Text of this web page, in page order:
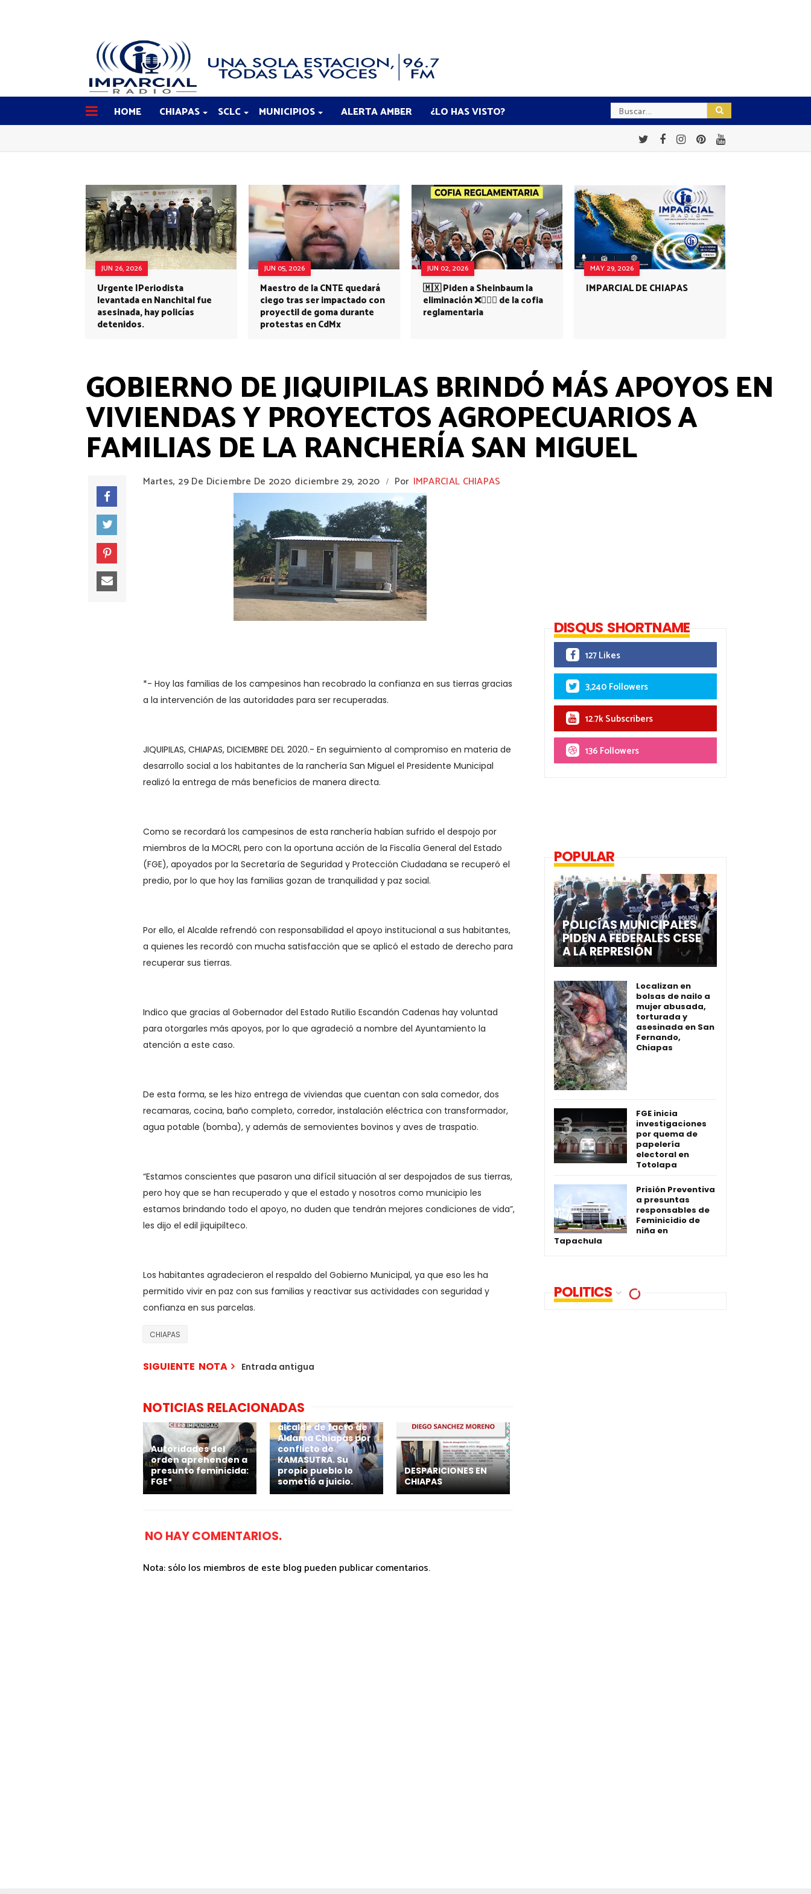
HOME CHIAPAS SCLC MUNICIPIOS ALERTA AMBER ¿LO HAS VISTO?
JUN 26, 2026
Urgente |Periodista
levantada en Nanchital fue
asesinada, hay policías
detenidos.
JUN 05, 2026
Maestro de la CNTE quedará
ciego tras ser impactado con
proyectil de goma durante
protestas en CdMx
JUN 02, 2026
🇲🇽 Piden a Sheinbaum la
eliminación ❌👩🏻‍⚕️ de la cofia
reglamentaria
MAY 29, 2026
IMPARCIAL DE CHIAPAS
GOBIERNO DE JIQUIPILAS BRINDÓ MÁS APOYOS EN
VIVIENDAS Y PROYECTOS AGROPECUARIOS A
FAMILIAS DE LA RANCHERÍA SAN MIGUEL
Martes, 29 De Diciembre De 2020 diciembre 29, 2020 / Por IMPARCIAL CHIAPAS
*- Hoy las familias de los campesinos han recobrado la confianza en sus tierras gracias
a la intervención de las autoridades para ser recuperadas.
JIQUIPILAS, CHIAPAS, DICIEMBRE DEL 2020.- En seguimiento al compromiso en materia de
desarrollo social a los habitantes de la ranchería San Miguel el Presidente Municipal
realizó la entrega de más beneficios de manera directa.
Como se recordará los campesinos de esta ranchería habían sufrido el despojo por
miembros de la MOCRI, pero con la oportuna acción de la Fiscalía General del Estado
(FGE), apoyados por la Secretaría de Seguridad y Protección Ciudadana se recuperó el
predio, por lo que hoy las familias gozan de tranquilidad y paz social.
Por ello, el Alcalde refrendó con responsabilidad el apoyo institucional a sus habitantes,
a quienes les recordó con mucha satisfacción que se aplicó el estado de derecho para
recuperar sus tierras.
Indico que gracias al Gobernador del Estado Rutilio Escandón Cadenas hay voluntad
para otorgarles más apoyos, por lo que agradeció a nombre del Ayuntamiento la
atención a este caso.
De esta forma, se les hizo entrega de viviendas que cuentan con sala comedor, dos
recamaras, cocina, baño completo, corredor, instalación eléctrica con transformador,
agua potable (bomba), y además de semovientes bovinos y aves de traspatio.
“Estamos conscientes que pasaron una difícil situación al ser despojados de sus tierras,
pero hoy que se han recuperado y que el estado y nosotros como municipio les
estamos brindando todo el apoyo, no duden que tendrán mejores condiciones de vida”,
les dijo el edil jiquipilteco.
Los habitantes agradecieron el respaldo del Gobierno Municipal, ya que eso les ha
permitido vivir en paz con sus familias y reactivar sus actividades con seguridad y
confianza en sus parcelas.
CHIAPAS
SIGUIENTE NOTA Entrada antigua
NOTICIAS RELACIONADAS
Autoridades del
orden aprehenden a
presunto feminicida:
FGE*
Por calenturiento 4
alcalde de facto de
Aldama Chiapas por
conflicto de
KAMASUTRA. Su
propio pueblo lo
sometió a juicio.
DESPARICIONES EN
CHIAPAS
NO HAY COMENTARIOS.
Nota: sólo los miembros de este blog pueden publicar comentarios.
DISQUS SHORTNAME
127 Likes
3,240 Followers
12.7k Subscribers
136 Followers
POPULAR
POLICÍAS MUNICIPALES
PIDEN A FEDERALES CESE
A LA REPRESIÓN
Localizan en
bolsas de nailo a
mujer abusada,
torturada y
asesinada en San
Fernando,
Chiapas
FGE inicia
investigaciones
por quema de
papelería
electoral en
Totolapa
Prisión Preventiva
a presuntas
responsables de
Feminicidio de
niña en
Tapachula
POLITICS